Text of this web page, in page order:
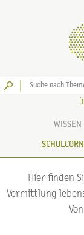
WISSEN
Hier finden
Vermittlung